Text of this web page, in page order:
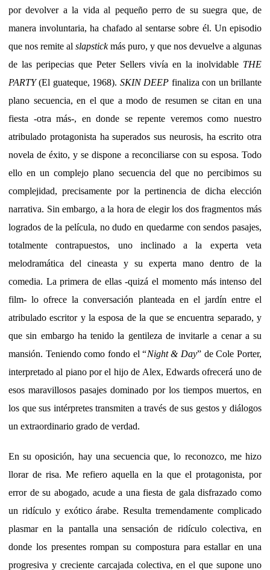
por devolver a la vida al pequeño perro de su suegra que, de
manera involuntaria, ha chafado al sentarse sobre él. Un episodio
que nos remite al slapstickmás puro, y que nos devuelve a algunas
de las peripecias que Peter Sellers vivía en la inolvidable THE
PARTY(El guateque, 1968). SKIN DEEP finaliza con un brillante
plano secuencia, en el que a modo de resumen se citan en una
fiesta -otra más-, en donde se repente veremos como nuestro
atribulado protagonista ha superados sus neurosis, ha escrito otra
novela de éxito, y se dispone a reconciliarse con su esposa. Todo
ello en un complejo plano secuencia del que no percibimos su
complejidad, precisamente por la pertinencia de dicha elección
narrativa. Sin embargo, a la hora de elegir los dos fragmentos más
logrados de la película, no dudo en quedarme con sendos pasajes,
totalmente contrapuestos, uno inclinado a la experta veta
melodramática del cineasta y su experta mano dentro de la
comedia. La primera de ellas -quizá el momento más intenso del
film- lo ofrece la conversación planteada en el jardín entre el
atribulado escritor y la esposa de la que se encuentra separado, y
que sin embargo ha tenido la gentileza de invitarle a cenar a su
mansión. Teniendo como fondo el “Night & Day” de Cole Porter,
interpretado al piano por el hijo de Alex, Edwards ofrecerá uno de
esos maravillosos pasajes dominado por los tiempos muertos, en
los que sus intérpretes transmiten a través de sus gestos y diálogos
un extraordinario grado de verdad.
En su oposición, hay una secuencia que, lo reconozco, me hizo
llorar de risa. Me refiero aquella en la que el protagonista, por
error de su abogado, acude a una fiesta de gala disfrazado como
un ridículo y exótico árabe. Resulta tremendamente complicado
plasmar en la pantalla una sensación de ridículo colectiva, en
donde los presentes rompan su compostura para estallar en una
progresiva y creciente carcajada colectiva, en el que supone uno